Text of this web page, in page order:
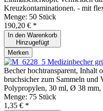
Kreuzkontaminationen. - mit
Menge: 50 Stück
190,20 € *
In den Warenkorb
Hinzugefügt
Merken
Medizinbecher
Becher hochtransparent, Inhalt
bruchsicher zum Sammeln und
Polypropylen, 30 ml, Ø 38 mm,
Menge: 75 Stück
1,35 € *